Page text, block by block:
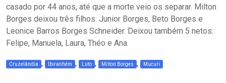
casado por 44 anos, até que a morte veio os separar. Milton
Borges deixou três filhos: Junior Borges, Beto Borges e
Leonice Barros Borges Schneider. Deixou também 5 netos:
Felipe, Manuela, Laura, Théo e Ana.
Cruzelândia , Ibiranhém , Luto , Milton Borges , Mucuri